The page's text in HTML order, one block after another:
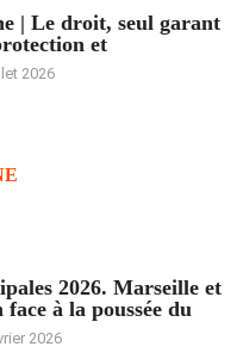
| Le droit, seul garant
et
2026
2026. Marseille et
face à la poussée du
2026